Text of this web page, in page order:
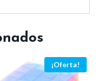
¡Oferta!